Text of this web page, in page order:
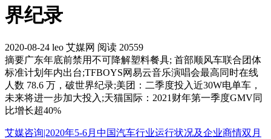
界纪录
2020-08-24 leo 艾媒网 阅读 20559
摘要广东年底前禁用不可降解塑料餐具; 首部顺风车联合团体
标准计划年内出台;TFBOYS网易云音乐演唱会最高同时在线
人数 78.6 万，破世界纪录;美团：二季度投入近30W电单车，
未来将进一步加大投入;天猫国际：2021财年第一季度GMV同
比增长超40%
艾媒咨询|2020年5-6月中国汽车行业运行状况及企业商情双月